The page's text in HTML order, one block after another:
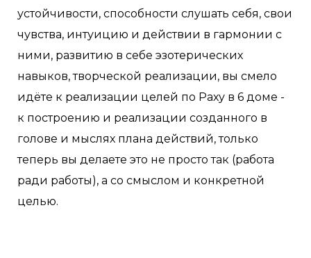
устойчивости, способности слушать себя, свои
чувства, интуицию и действии в гармонии с
ними, развитию в себе эзотерических
навыков, творческой реализации, вы смело
идёте к реализации целей по Раху в 6 доме -
к построению и реализации созданного в
голове и мыслях плана действий, только
теперь вы делаете это не просто так (работа
ради работы), а со смыслом и конкретной
целью.